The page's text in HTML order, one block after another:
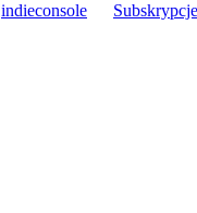
indieconsole Subskrypcje